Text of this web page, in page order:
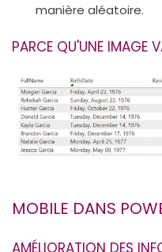
manière aléatoire.
PARCE QU'UNE IMAGE
MOBILE DANS
AMÉLIORATION DES